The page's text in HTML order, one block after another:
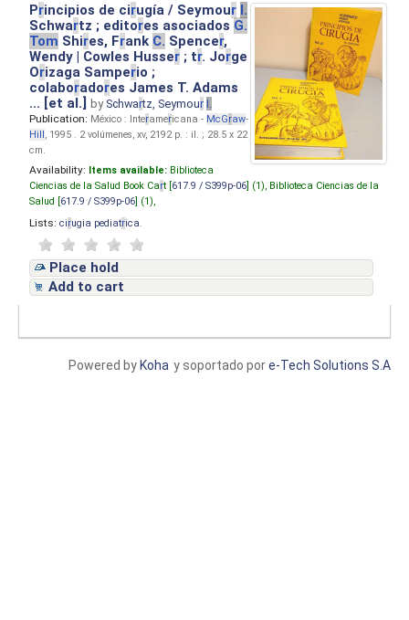
Principios de cirugía / Seymour I.
Schwartz ; editores asociados G.
Tom Shires, Frank C. Spencer,
Wendy | Cowles Husser ; tr. Jorge
Orizaga Samperio ;
colaboradores James T. Adams
... [et al.]by Schwartz, Seymour I.
Publication: México : Interamericana - McGraw-
Hill, 1995 . 2 volúmenes, xv, 2192 p. : il. ; 28.5 x 22
cm.
Availability: Items available: Biblioteca
Ciencias de la Salud Book Cart [ 617.9 / S399p-06 ] (1), Biblioteca Ciencias de la
Salud [ 617.9 / S399p-06 ] (1),
Lists: cirugia pediatrica
Place hold
Add to cart
y soportado pore-Tech Solutions S.A
Powered by Koha